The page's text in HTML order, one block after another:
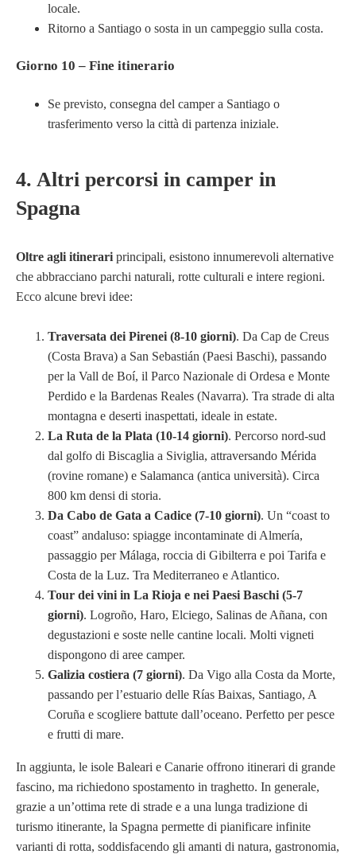
locale.
Ritorno a Santiago o sosta in un campeggio sulla costa.
Giorno 10 – Fine itinerario
Se previsto, consegna del camper a Santiago o
trasferimento verso la città di partenza iniziale.
4. Altri percorsi in camper in
Spagna
Oltre agli itinerari principali, esistono innumerevoli alternative
che abbracciano parchi naturali, rotte culturali e intere regioni.
Ecco alcune brevi idee:
Traversata dei Pirenei (8-10 giorni). Da Cap de Creus
(Costa Brava) a San Sebastián (Paesi Baschi), passando
per la Vall de Boí, il Parco Nazionale di Ordesa e Monte
Perdido e la Bardenas Reales (Navarra). Tra strade di alta
montagna e deserti inaspettati, ideale in estate.
La Ruta de la Plata (10-14 giorni). Percorso nord-sud
dal golfo di Biscaglia a Siviglia, attraversando Mérida
(rovine romane) e Salamanca (antica università). Circa
800 km densi di storia.
Da Cabo de Gata a Cadice (7-10 giorni). Un “coast to
coast” andaluso: spiagge incontaminate di Almería,
passaggio per Málaga, roccia di Gibilterra e poi Tarifa e
Costa de la Luz. Tra Mediterraneo e Atlantico.
Tour dei vini in La Rioja e nei Paesi Baschi (5-7
giorni). Logroño, Haro, Elciego, Salinas de Añana, con
degustazioni e soste nelle cantine locali. Molti vigneti
dispongono di aree camper.
Galizia costiera (7 giorni). Da Vigo alla Costa da Morte,
passando per l’estuario delle Rías Baixas, Santiago, A
Coruña e scogliere battute dall’oceano. Perfetto per pesce
e frutti di mare.
In aggiunta, le isole Baleari e Canarie offrono itinerari di grande
fascino, ma richiedono spostamento in traghetto. In generale,
grazie a un’ottima rete di strade e a una lunga tradizione di
turismo itinerante, la Spagna permette di pianificare infinite
varianti di rotta, soddisfacendo gli amanti di natura, gastronomia,